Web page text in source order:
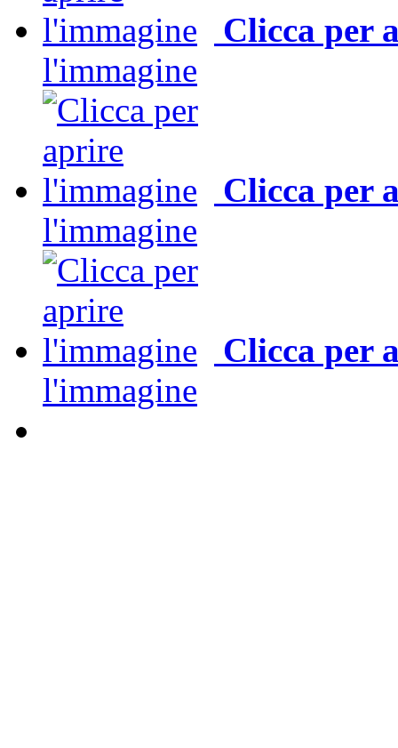
Clicca per
l'immagine
Clicca per
l'immagine
Clicca per
l'immagine